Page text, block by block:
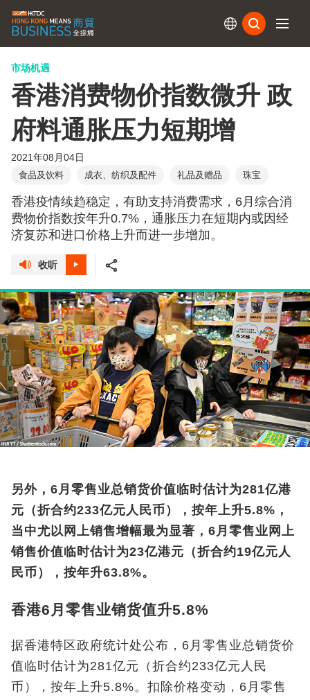
市场机遇
香港消费物价指数微升 政
府料通胀压力短期增
2021年08月04日
食品及饮料 成衣、纺织及配件 礼品及赠品 珠宝
香港疫情续趋稳定，有助支持消费需求，6月综合消
费物价指数按年升0.7%，通胀压力在短期内或因经
济复苏和进口价格上升而进一步增加。
收听
另外，6月零售业总销货价值临时估计为281亿港
元（折合约233亿元人民币），按年上升5.8%，
当中尤以网上销售增幅最为显著，6月零售业网上
销售价值临时估计为23亿港元（折合约19亿元人
民币），按年升63.8%。
香港6月零售业销货值升5.8%
据香港特区政府统计处公布，6月零售业总销货价
值临时估计为281亿元（折合约233亿元人民
币），按年上升5.8%。扣除价格变动，6月零售